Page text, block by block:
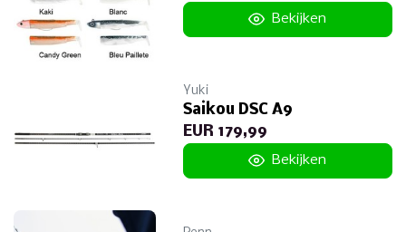
Bekijken
Yuki
Saikou DSC A9
EUR 179,99
Bekijken